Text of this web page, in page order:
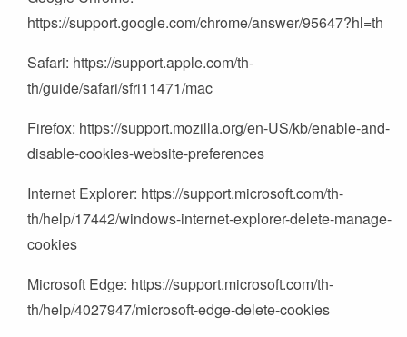
https://support.google.com/chrome/answer/95647?hl=th
Safari: https://support.apple.com/th-
th/guide/safari/sfri11471/mac
Firefox: https://support.mozilla.org/en-US/kb/enable-and-
disable-cookies-website-preferences
Internet Explorer: https://support.microsoft.com/th-
th/help/17442/windows-internet-explorer-delete-manage-
cookies
Microsoft Edge: https://support.microsoft.com/th-
th/help/4027947/microsoft-edge-delete-cookies